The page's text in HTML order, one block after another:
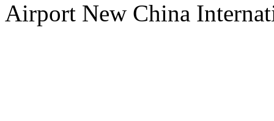
Airport New China